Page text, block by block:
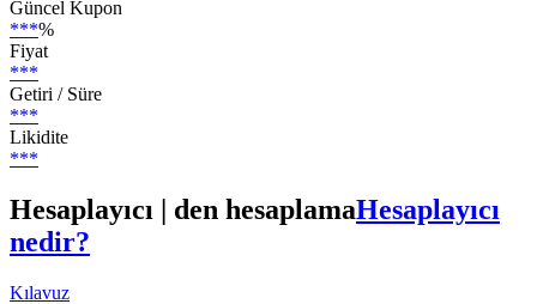
Güncel Kupon
***%
Fiyat
***
Getiri / Süre
***
Likidite
***
Hesaplayıcı | den hesaplamaHesaplayıcı
nedir?
Kılavuz